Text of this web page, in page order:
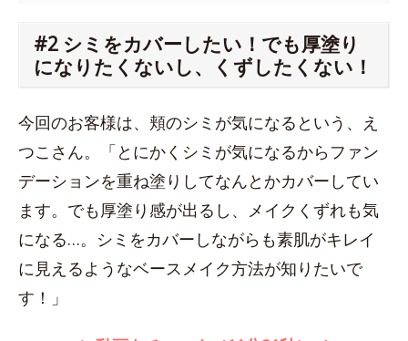
#2 シミをカバーしたい！でも厚塗り
になりたくないし、くずしたくない！
今回のお客様は、頬のシミが気になるという、え
つこさん。「とにかくシミが気になるからファン
デーションを重ね塗りしてなんとかカバーしてい
ます。でも厚塗り感が出るし、メイクくずれも気
になる…。シミをカバーしながらも素肌がキレイ
に見えるようなベースメイク方法が知りたいで
す！」